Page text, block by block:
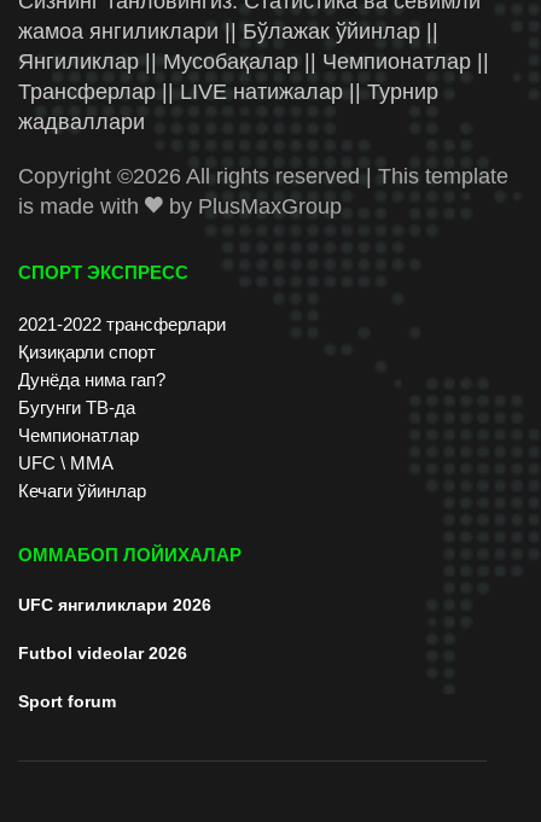
жамоа янгиликлари || Бўлажак ўйинлар ||
Янгиликлар || Мусобақалар || Чемпионатлар ||
Трансферлар || LIVE натижалар || Турнир
жадваллари
Copyright ©2026 All rights reserved | This template
is made with
by PlusMaxGroup
СПОРТ ЭКСПРЕСС
2021-2022 трансферлари
Қизиқарли спорт
Дунёда нима гап?
Бугунги ТВ-да
Чемпионатлар
UFC \ ММА
Кечаги ўйинлар
ОММАБОП ЛОЙИХАЛАР
UFC янгиликлари 2026
Futbol videolar 2026
Sport forum